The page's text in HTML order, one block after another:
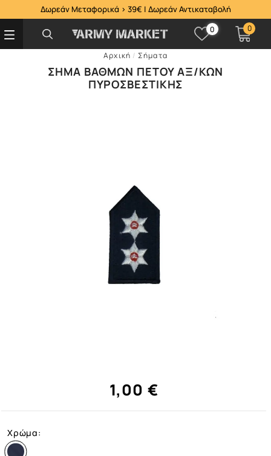
Δωρεάν Μεταφορικά > 39€ | Δωρεάν Αντικαταβολή
0 0
Αρχική / Σήματα
ΣΉΜΑ ΒΑΘΜΏΝ ΠΈΤΟΥ ΑΞ/ΚΩΝ
ΠΥΡΟΣΒΕΣΤΙΚΉΣ
1,00 €
Χρώμα: